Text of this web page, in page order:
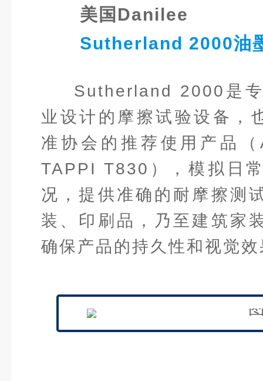
美国Danilee
Sutherland 2000油
Sutherland 2000是
业设计的摩擦试验设备，
准协会的推荐使用产品
TAPPI T830），模拟日
况，提供准确的耐摩擦测
装、印刷品，乃至建筑家
确保产品的持久性和视觉